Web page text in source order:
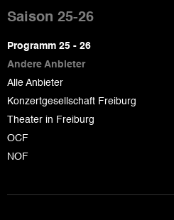
de
page
Saison 25-26
Programm 25 - 26
Andere Anbieter
Alle Anbieter
Konzertgesellschaft Freiburg
Theater in Freiburg
OCF
NOF